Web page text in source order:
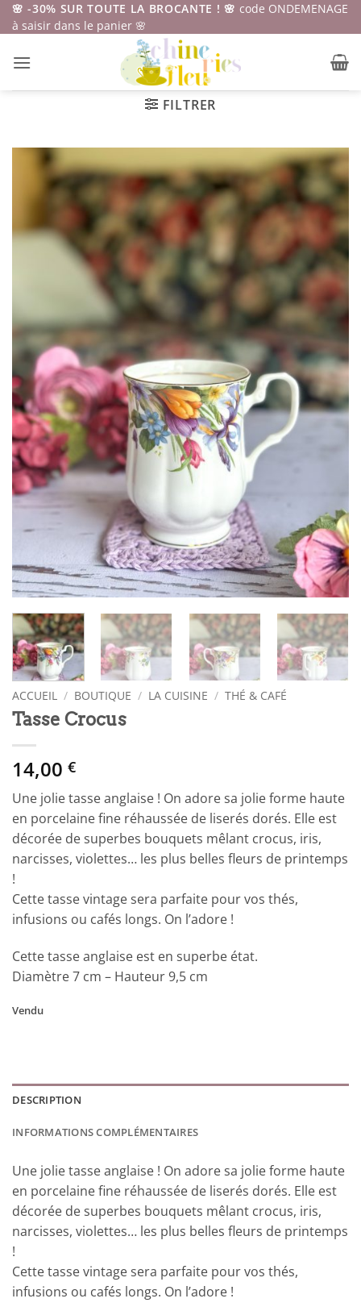
Passer
au
🌸 -30% SUR TOUTE LA BROCANTE ! 🌸 code ONDEMENAGE
à saisir dans le panier 🌸
FILTRER
ACCUEIL / BOUTIQUE / LA CUISINE / THÉ & CAFÉ
Tasse Crocus
14,00 €
Une jolie tasse anglaise ! On adore sa jolie forme haute
en porcelaine fine réhaussée de liserés dorés. Elle est
décorée de superbes bouquets mêlant crocus, iris,
narcisses, violettes… les plus belles fleurs de printemps
!
Cette tasse vintage sera parfaite pour vos thés,
infusions ou cafés longs. On l’adore !
Cette tasse anglaise est en superbe état.
Diamètre 7 cm – Hauteur 9,5 cm
Vendu
DESCRIPTION
INFORMATIONS COMPLÉMENTAIRES
Une jolie tasse anglaise ! On adore sa jolie forme haute
en porcelaine fine réhaussée de liserés dorés. Elle est
décorée de superbes bouquets mêlant crocus, iris,
narcisses, violettes… les plus belles fleurs de printemps
!
Cette tasse vintage sera parfaite pour vos thés,
infusions ou cafés longs. On l’adore !